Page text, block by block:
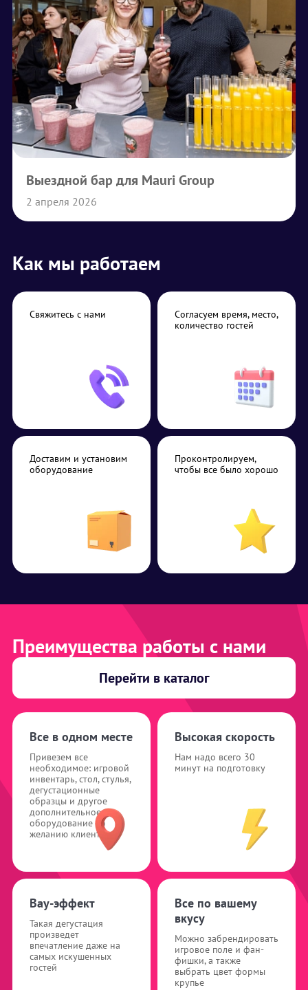
Выездной бар для Mauri Group
2 апреля 2026
Как мы работаем
Свяжитесь с нами
Согласуем время, место,
количество гостей
Доставим и установим
оборудование
Проконтролируем,
чтобы все было хорошо
Преимущества работы с нами
Перейти в каталог
Все в одном месте
Привезем все
необходимое: игровой
инвентарь, стол, стулья,
дегустационные
образцы и другое
дополнительное
оборудование по
желанию клиента
Высокая скорость
Нам надо всего 30
минут на подготовку
Вау-эффект
Такая дегустация
произведет
впечатление даже на
самых искушенных
гостей
Все по вашему
вкусу
Можно забрендировать
игровое поле и фан-
фишки, а также
выбрать цвет формы
крупье